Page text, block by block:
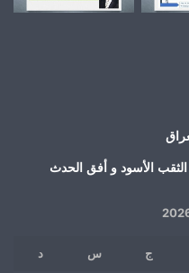
الأسود و أفق الحدث
ج س د